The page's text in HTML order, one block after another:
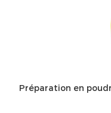
Préparation en